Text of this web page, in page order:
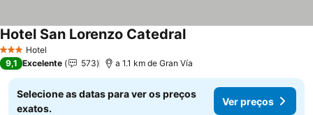
3 EstrelasHotel
Hotel San Lorenzo Catedral
9,1 Excelente 573 a 1.1 km de Gran Vía
Selecione as datas para ver os preços
exatos.
Ver preços